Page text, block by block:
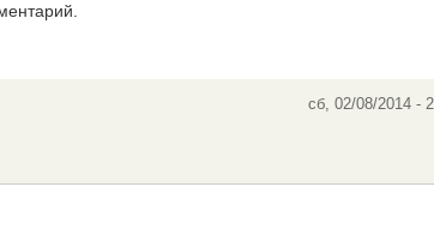
сб, 02/08/2014 -